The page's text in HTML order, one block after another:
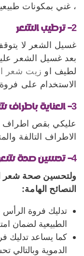
، غني بمكونات
2- ترطيب الشعر
غسيل الشعر لا
بعد غسيل الشعر
لطيف او زيت شعر
الاستخدام على
3- العناية بأطراف شعر طفلك
عليكي بقص اطراف
الاطراف التالفة
4- تحسين صحة شعر طفلك
ولتحسين صحة شعر
النصائح الهامة:
تدليك فروة الرأس
الطبيعية لضمان
كما يساعد تدليك
الدموية